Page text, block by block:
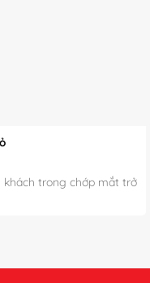
khách trong chớp mắt trở